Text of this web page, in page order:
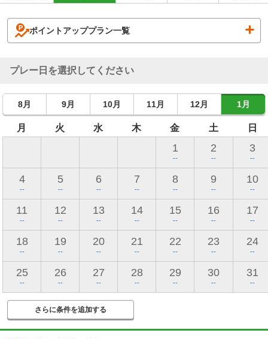
ポイントアッププラン一覧
プレー日を選択してください
8月 9月 10月 11月 12月 1月
月 火 水 木 金 土 日
1
--
2
--
3
--
4
--
5
--
6
--
7
--
8
--
9
--
10
--
11
--
12
--
13
--
14
--
15
--
16
--
17
--
18
--
19
--
20
--
21
--
22
--
23
--
24
--
25
--
26
--
27
--
28
--
29
--
30
--
31
--
さらに条件を追加する